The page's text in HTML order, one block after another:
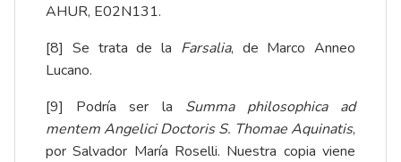
AHUR, E02N131.
[8] Se trata de la Farsalia, de Marco Anneo
Lucano.
[9] Podría ser la Summa philosophica ad
mentem Angelici Doctoris S. Thomae Aquinatis,
por Salvador María Roselli. Nuestra copia viene